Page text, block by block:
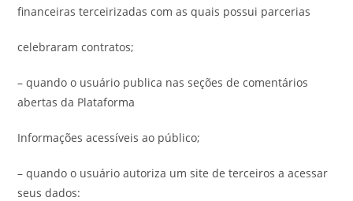
financeiras terceirizadas com as quais possui parcerias
celebraram contratos;
– quando o usuário publica nas seções de comentários
abertas da Plataforma
Informações acessíveis ao público;
– quando o usuário autoriza um site de terceiros a acessar
seus dados: